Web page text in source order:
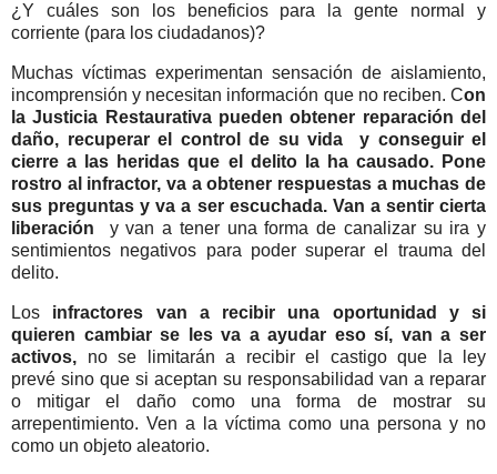
¿Y cuáles son los beneficios para la gente normal y
corriente (para los ciudadanos)?
Muchas víctimas experimentan sensación de aislamiento,
incomprensión y necesitan información que no reciben. Con
la Justicia Restaurativa pueden obtener reparación del
daño, recuperar el control de su vida y conseguir el
cierre a las heridas que el delito la ha causado. Pone
rostro al infractor, va a obtener respuestas a muchas de
sus preguntas y va a ser escuchada. Van a sentir cierta
liberación y van a tener una forma de canalizar su ira y
sentimientos negativos para poder superar el trauma del
delito.
Los infractores van a recibir una oportunidad y si
quieren cambiar se les va a ayudar eso sí, van a ser
activos, no se limitarán a recibir el castigo que la ley
prevé sino que si aceptan su responsabilidad van a reparar
o mitigar el daño como una forma de mostrar su
arrepentimiento. Ven a la víctima como una persona y no
como un objeto aleatorio.